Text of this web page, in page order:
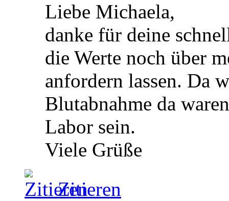
Liebe Michaela,
danke für deine
die Werte noch über
anfordern lassen. Da
Blutabnahme da
Labor sein.
Viele Grüße
Zitieren